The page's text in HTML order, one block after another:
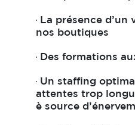
· La présence d’un
nos boutiques
· Des formations
· Un staffing
attentes trop
è source